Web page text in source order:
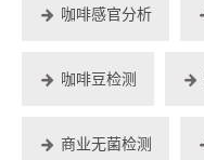
咖啡感官分析
咖啡豆检测
商业无菌检测